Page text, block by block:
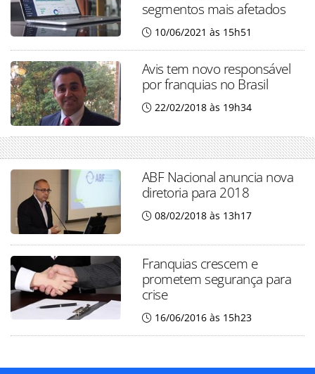
segmentos mais afetados
10/06/2021 às 15h51
Avis tem novo responsável
por franquias no Brasil
22/02/2018 às 19h34
ABF Nacional anuncia nova
diretoria para 2018
08/02/2018 às 13h17
Franquias crescem e
prometem segurança para
crise
16/06/2016 às 15h23